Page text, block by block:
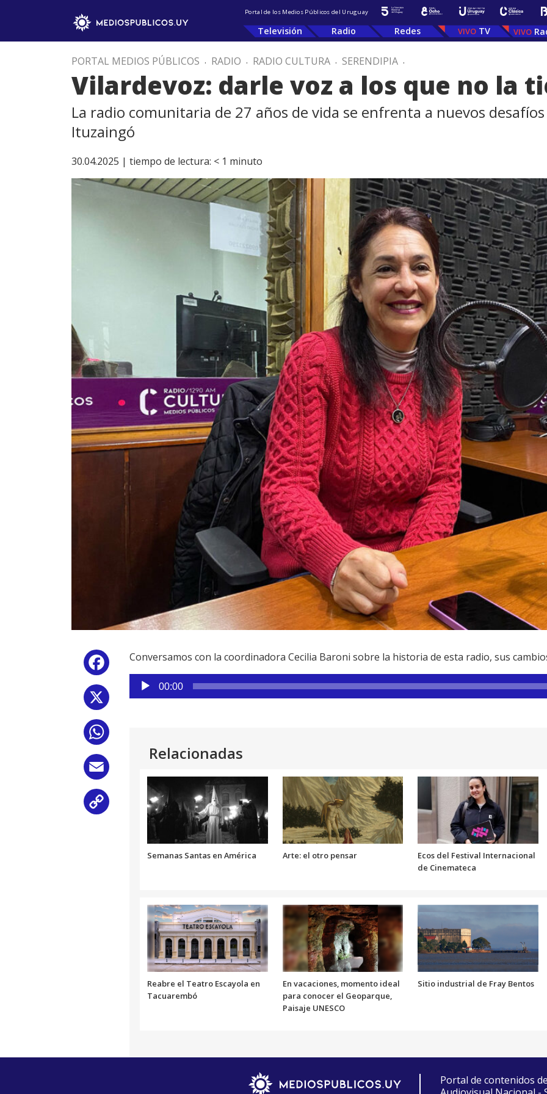
Portal de los Medios Públicos del Uruguay
Televisión Radio Redes TV
PORTAL MEDIOS PÚBLICOS . RADIO . RADIO CULTURA . SERENDIPIA .
Vilardevoz: darle voz a los que no la
La radio comunitaria de 27 años de vida se enfrenta a nuevos
Ituzaingó
30.04.2025 | tiempo de lectura: < 1 minuto
Facebook
Conversamos con la coordinadora Cecilia Baroni sobre la historia de esta radio, sus
Reproductor
de
00:00
Relacionadas
Semanas Santas en América Arte: el otro pensar
Ecos del Festival Internacional
de Cinemateca
Reabre el Teatro Escayola en
Tacuarembó
En vacaciones, momento ideal
para conocer el Geoparque,
Paisaje UNESCO
Sitio industrial de Fray Bentos
Portal de contenidos